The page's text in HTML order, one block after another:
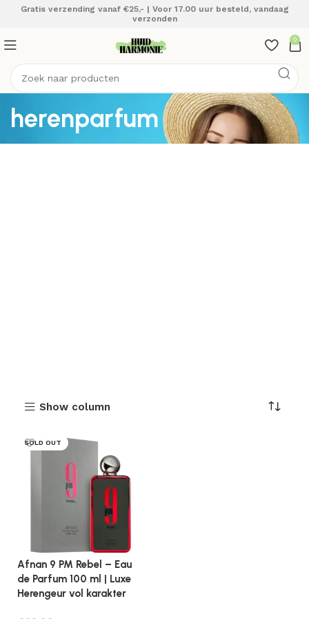
Gratis verzending vanaf €25,- | Voor 17.00 uur besteld, vandaag
verzonden
0
herenparfum
Show column
SOLD OUT
Afnan 9 PM Rebel – Eau
de Parfum 100 ml | Luxe
Herengeur vol karakter